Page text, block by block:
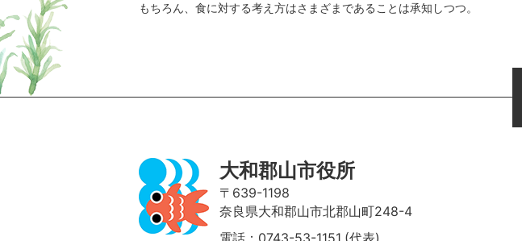
もちろん、食に対する考え方はさまざまであることは承知しつつ。
大和郡山市役所
〒639-1198
奈良県大和郡山市北郡山町248-4